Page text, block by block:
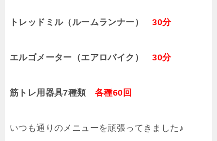
トレッドミル（ルームランナー）30分
エルゴメーター（エアロバイク）30分
筋トレ用器具7種類 各種60回
いつも通りのメニューを頑張ってきました♪